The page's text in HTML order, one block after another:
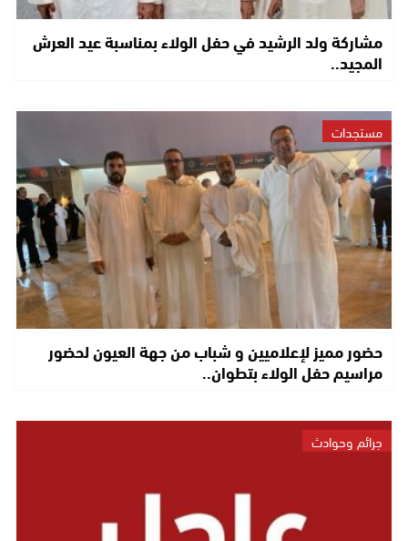
مشاركة ولد الرشيد في حفل الولاء بمناسبة عيد العرش
المجيد..
مستجدات
حضور مميز لإعلاميين و شباب من جهة العيون لحضور
مراسيم حفل الولاء بتطوان..
جرائم وحوادث